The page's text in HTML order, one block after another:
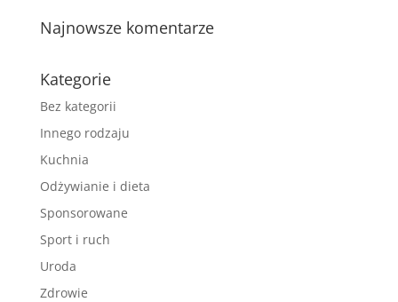
Najnowsze komentarze
Kategorie
Bez kategorii
Innego rodzaju
Kuchnia
Odżywianie i dieta
Sponsorowane
Sport i ruch
Uroda
Zdrowie